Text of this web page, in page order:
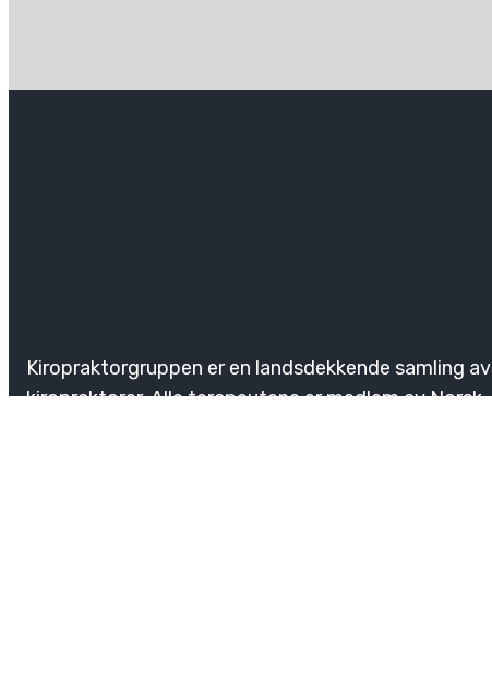
Kiropraktorgruppen er en landsdekkende samling av
kiropraktorer. Alle terapeutene er medlem av Norsk